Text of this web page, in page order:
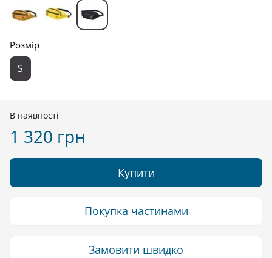
Розмір
S
В наявності
1 320 грн
Купити
Покупка частинами
Замовити швидко